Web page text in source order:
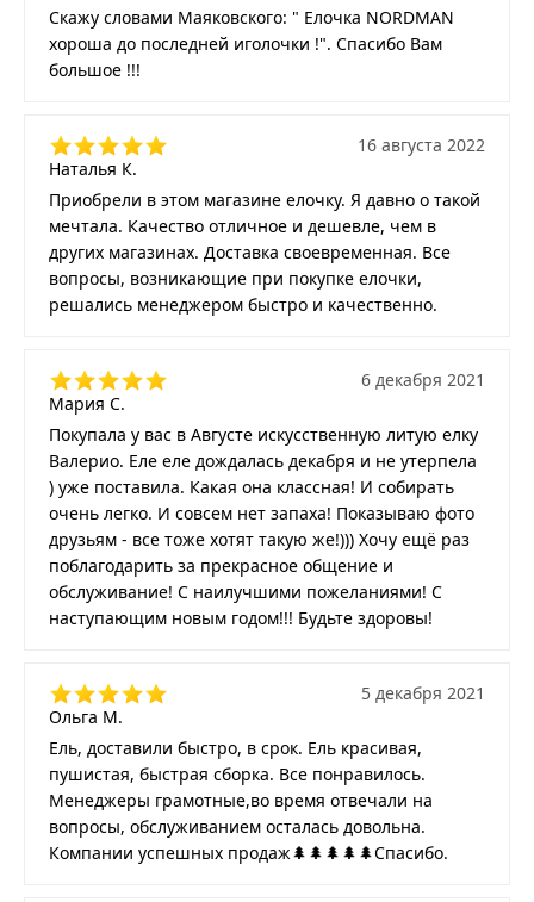
Скажу словами Маяковского: " Елочка NORDMAN
хороша до последней иголочки !". Спасибо Вам
большое !!!
Наталья К.
16 августа 2022
Приобрели в этом магазине елочку. Я давно о такой
мечтала. Качество отличное и дешевле, чем в
других магазинах. Доставка своевременная. Все
вопросы, возникающие при покупке елочки,
решались менеджером быстро и качественно.
Мария С.
6 декабря 2021
Покупала у вас в Августе искусственную литую елку
Валерио. Еле еле дождалась декабря и не утерпела
) уже поставила. Какая она классная! И собирать
очень легко. И совсем нет запаха! Показываю фото
друзьям - все тоже хотят такую же!))) Хочу ещё раз
поблагодарить за прекрасное общение и
обслуживание! С наилучшими пожеланиями! С
наступающим новым годом!!! Будьте здоровы!
Ольга М.
5 декабря 2021
Ель, доставили быстро, в срок. Ель красивая,
пушистая, быстрая сборка. Все понравилось.
Менеджеры грамотные,во время отвечали на
вопросы, обслуживанием осталась довольна.
Компании успешных продаж🌲🌲🌲🌲🌲Спасибо.